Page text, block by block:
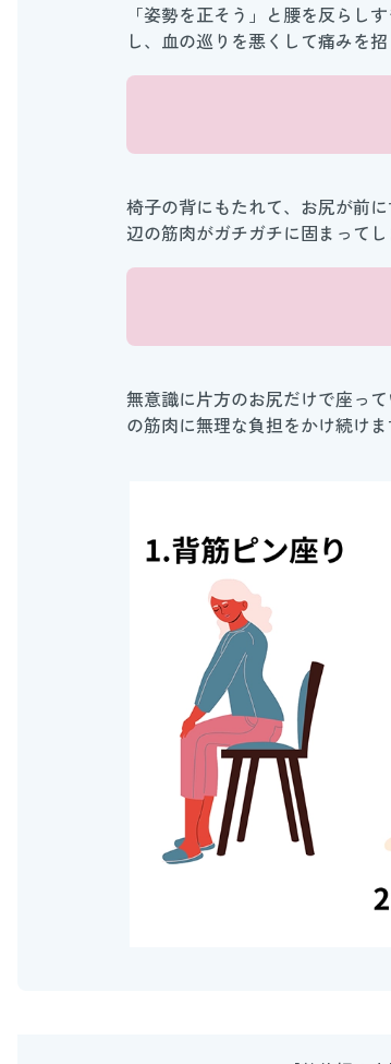
「姿勢を正そう」と腰を反らし
し、血の巡りを悪くして痛みを招
椅子の背にもたれて、お尻が前
辺の筋肉がガチガチに固まってし
無意識に片方のお尻だけで座っ
の筋肉に無理な負担をかけ続けま